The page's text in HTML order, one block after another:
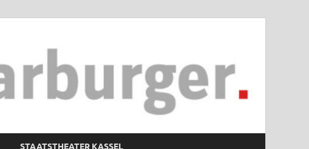
STAATSTHEATER KASSEL